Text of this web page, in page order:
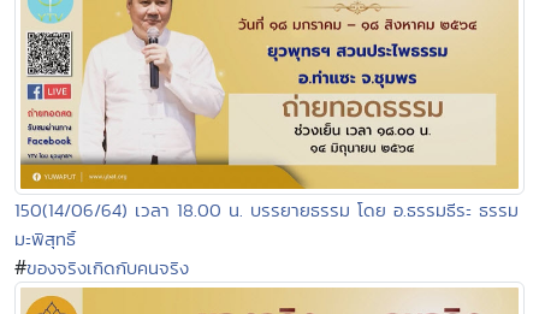
150(14/06/64) เวลา 18.00 น. บรรยายธรรม โดย อ.ธรรมธีระ ธรรม
มะพิสุทธิ์
#ของจริงเกิดกับคนจริง